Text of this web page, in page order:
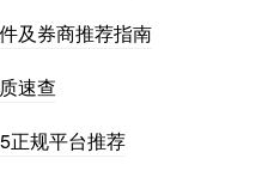
及券商推荐指南
速查
正规平台推荐